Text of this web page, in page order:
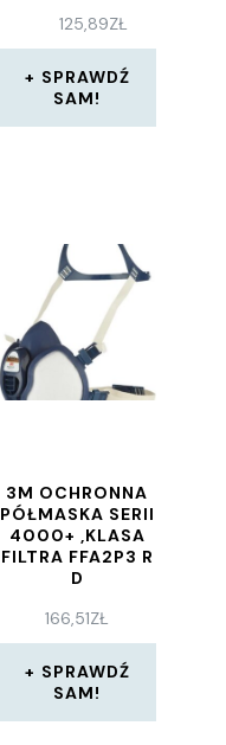
125,89ZŁ
SPRAWDŹ
SAM!
3M OCHRONNA
PÓŁMASKA SERII
4000+ ,KLASA
FILTRA FFA2P3 R
D
166,51ZŁ
SPRAWDŹ
SAM!